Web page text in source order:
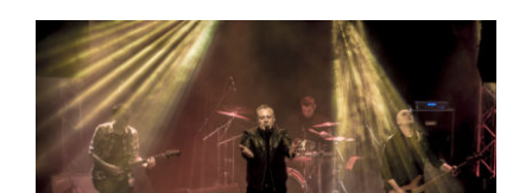
View
Larger
Image